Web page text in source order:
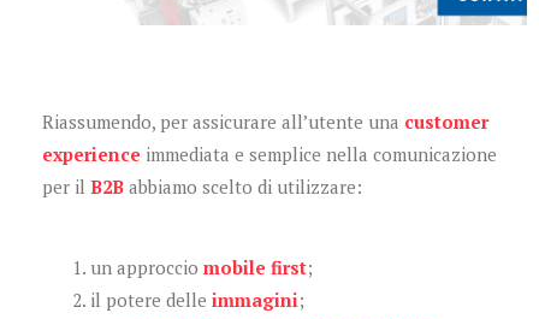
Riassumendo, per assicurare all’utente una customer
experience immediata e semplice nella comunicazione
per il B2B abbiamo scelto di utilizzare:
un approccio mobile first;
il potere delle immagini;